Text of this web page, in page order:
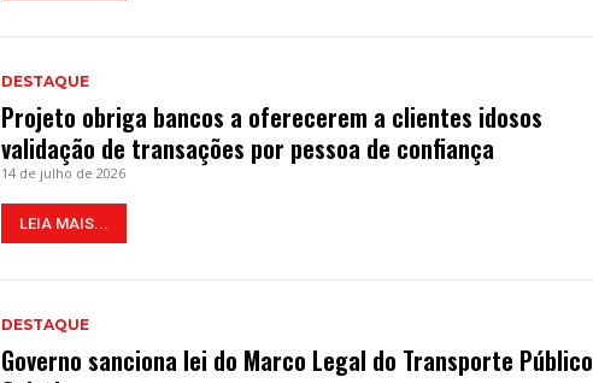
DESTAQUE
Projeto obriga bancos a oferecerem a clientes idosos
validação de transações por pessoa de confiança
14 de julho de 2026
LEIA MAIS...
DESTAQUE
Governo sanciona lei do Marco Legal do Transporte Público